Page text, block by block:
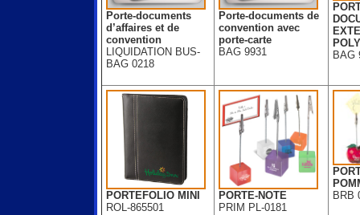
Porte-documents
d’affaires et de
convention
LIQUIDATION BUS-
BAG 0218
Porte-documents de
convention avec
porte-carte
BAG 9931
BAG
PORTEFOLIO MINI
ROL-865501
PORTE-NOTE
PRIM PL-0181
BRB